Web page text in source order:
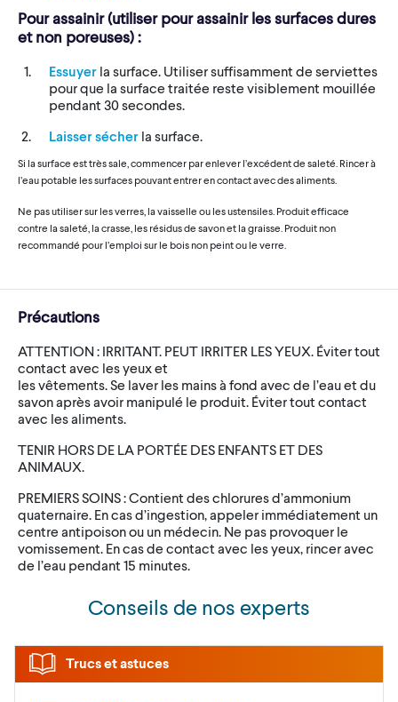
Pour assainir (utiliser pour assainir les surfaces dures
et non poreuses) :
Essuyer la surface. Utiliser suffisamment de serviettes
pour que la surface traitée reste visiblement mouillée
pendant 30 secondes.
Laisser sécher la surface.
Si la surface est très sale, commencer par enlever l’excédent de saleté. Rincer à
l’eau potable les surfaces pouvant entrer en contact avec des aliments.
Ne pas utiliser sur les verres, la vaisselle ou les ustensiles. Produit efficace
contre la saleté, la crasse, les résidus de savon et la graisse. Produit non
recommandé pour l’emploi sur le bois non peint ou le verre.
Précautions
ATTENTION : IRRITANT. PEUT IRRITER LES YEUX. Éviter tout
contact avec les yeux et
les vêtements. Se laver les mains à fond avec de l’eau et du
savon après avoir manipulé le produit. Éviter tout contact
avec les aliments.
TENIR HORS DE LA PORTÉE DES ENFANTS ET DES
ANIMAUX.
PREMIERS SOINS : Contient des chlorures d’ammonium
quaternaire. En cas d’ingestion, appeler immédiatement un
centre antipoison ou un médecin. Ne pas provoquer le
vomissement. En cas de contact avec les yeux, rincer avec
de l’eau pendant 15 minutes.
Conseils de nos experts
Trucs et astuces